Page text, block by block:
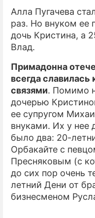
Алла Пугачева
раз. Но внуком ее
дочь Кристина, а
Влад.
Примадонна
всегда
связями. Помимо
дочерью
ее супругом
внуками. Их у нее
было два: 20-
Орбакайте с
Пресняковым (с
до сих пор очень
летний Дени от
бизнесменом